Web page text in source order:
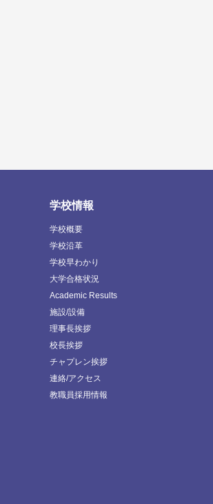
学校情報
学校概要
学校沿革
学校早わかり
大学合格状況
Academic Results
施設/設備
理事長挨拶
校長挨拶
チャプレン挨拶
連絡/アクセス
教職員採用情報